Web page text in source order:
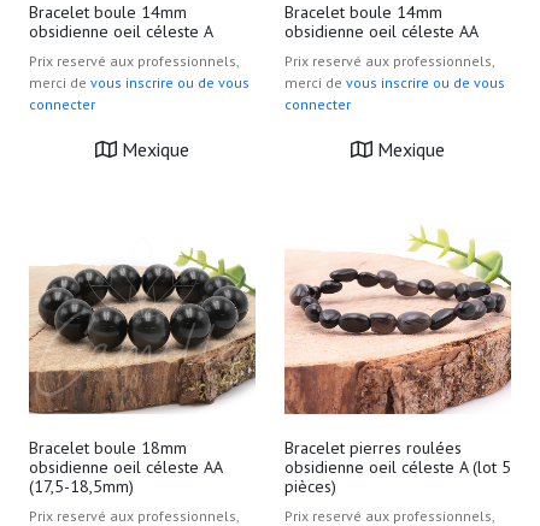
Bracelet boule 14mm
obsidienne oeil céleste A
Prix reservé aux professionnels,
merci de vous inscrire ou de vous
connecter
Mexique
Bracelet boule 14mm
obsidienne oeil céleste AA
Prix reservé aux professionnels,
merci de vous inscrire ou de vous
connecter
Mexique
Bracelet boule 18mm
obsidienne oeil céleste AA
(17,5-18,5mm)
Prix reservé aux professionnels,
Bracelet pierres roulées
obsidienne oeil céleste A (lot 5
pièces)
Prix reservé aux professionnels,